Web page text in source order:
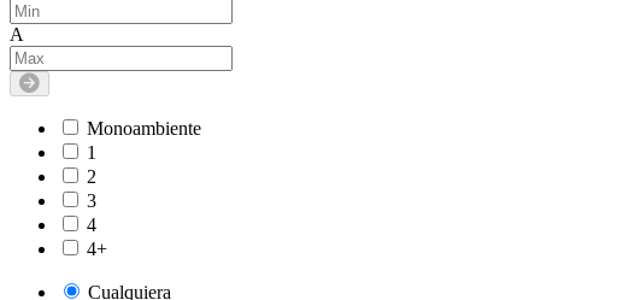
A
Monoambiente
1
2
3
4
4+
Cualquiera